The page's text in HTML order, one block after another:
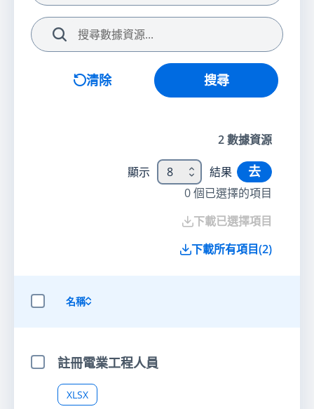
清除 搜尋
2數據資源
顯示 8 結果 去
0個已選擇的項目
下載已選擇項目
下載所有項目(2)
名稱
選擇項目註冊電業工程人員
XLSX